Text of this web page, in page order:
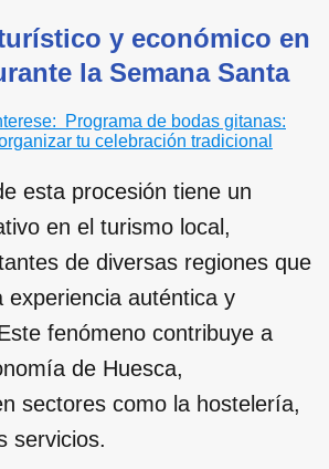
y económico en
la Semana Santa
Programa de bodas gitanas:
tu celebración tradicional
esta procesión tiene un
en el turismo local,
de diversas regiones que
experiencia auténtica y
fenómeno contribuye a
de Huesca,
sectores como la hostelería,
servicios.